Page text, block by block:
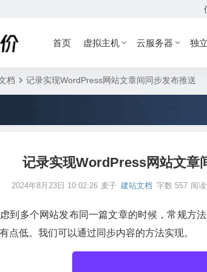
首页 虚拟主机 云服务器 独
档 记录实现WordPress网站文章间同步发布推送
记录实现WordPress网站文章
2024年8月23日 10:02:26 麦子 建站文档 字数 557 阅
到多个网站发布同一篇文章的时候，常规方
点低。我们可以通过同步内容的方法实现。